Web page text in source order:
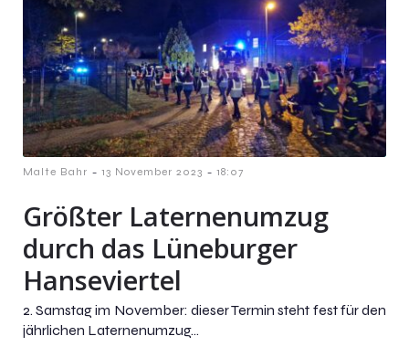
Malte Bahr - 13 November 2023 - 18:07
Größter Laternenumzug
durch das Lüneburger
Hanseviertel
2. Samstag im November: dieser Termin steht fest für den
jährlichen Laternenumzug...